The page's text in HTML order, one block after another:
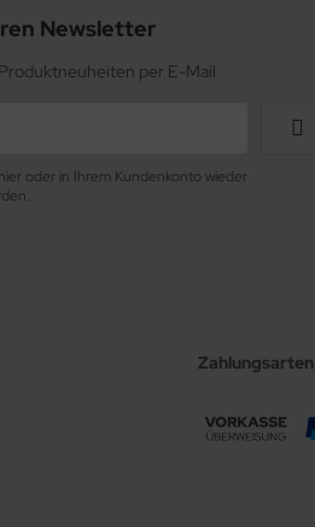
Newsletter
per E-Mail
oder in Ihrem Kundenkonto wieder
Zahlungsarten